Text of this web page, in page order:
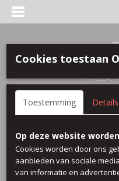
Anmelden Registrieren
Startseite>100 % baumwolle
Cookies toestaan
Toestemming Details
Op deze website
Cookies worden door ons
aanbieden van sociale
van informatie en